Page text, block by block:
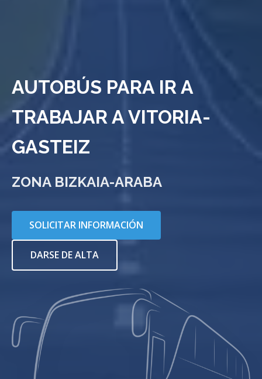
AUTOBÚS PARA IR A
TRABAJAR A VITORIA-
GASTEIZ
ZONA BIZKAIA-ARABA
SOLICITAR INFORMACIÓN
DARSE DE ALTA